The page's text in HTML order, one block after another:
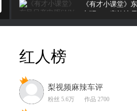
04:18
《有才小课堂》
冰雪试驾捷途旅
万能买到全能战
红人榜
梨视频麻辣车评
粉丝 5.6万 作品 2700